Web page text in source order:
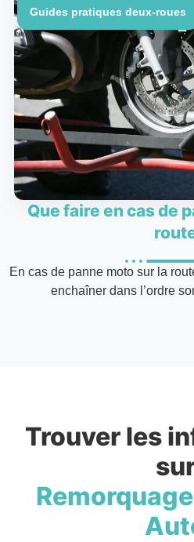
Guides pratiques deux-roues
Que faire en cas de
En cas de panne moto sur la
enchaîner dans l’ordre
Trouver les